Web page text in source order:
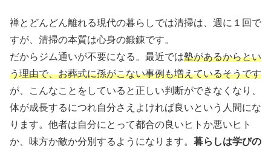
禅とどんどん離れる現代の暮らしでは清掃は、週に１回で
すが、清掃の本質は心身の鍛錬です。
だからジム通いが不要になる。最近では塾があるからとい
う理由で、お葬式に孫がこない事例も増えているそうです
が、こんなことをしていると正しい判断ができなくなり、
体が成長するにつれ自分さえよければ良いという人間にな
ります。他者は自分にとって都合の良いヒトか悪いヒト
か、味方か敵か分別するようになります。 暮らしは学びの